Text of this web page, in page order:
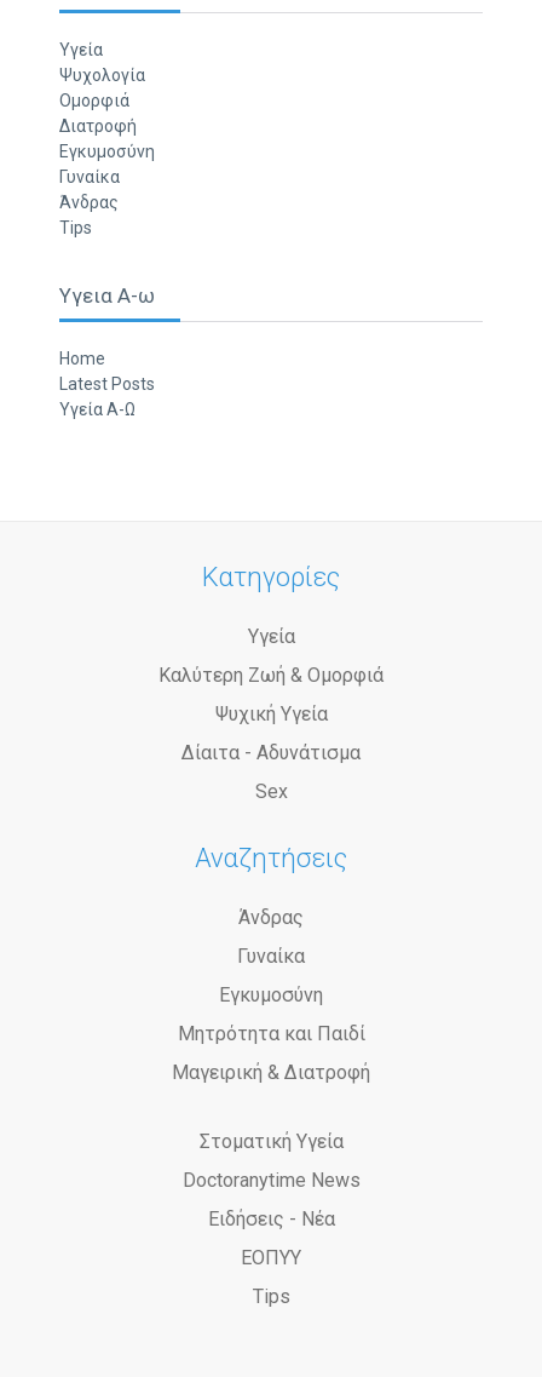
Υγεία
Ψυχολογία
Ομορφιά
Διατροφή
Εγκυμοσύνη
Γυναίκα
Άνδρας
Tips
Υγεια Α-ω
Home
Latest Posts
Υγεία Α-Ω
Κατηγορίες
Υγεία
Καλύτερη Ζωή & Ομορφιά
Ψυχική Υγεία
Δίαιτα - Αδυνάτισμα
Sex
Αναζητήσεις
Άνδρας
Γυναίκα
Εγκυμοσύνη
Μητρότητα και Παιδί
Μαγειρική & Διατροφή
Στοματική Υγεία
Doctoranytime News
Ειδήσεις - Νέα
ΕΟΠΥΥ
Tips